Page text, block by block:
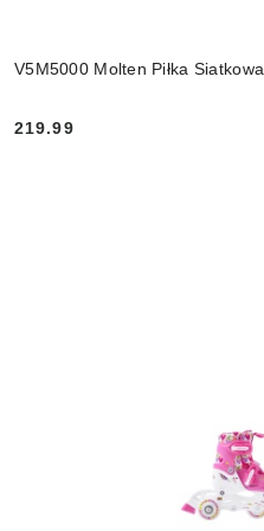
V5M5000 Molten Piłka Siatkowa
Cena:
219.99